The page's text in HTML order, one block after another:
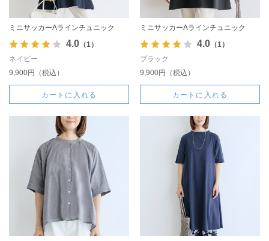
ミニサッカーAラインチュニック
4.0（1）
ネイビー
9,900円（税込）
カートに入れる
ミニサッカーAラインチュニック
4.0（1）
ブラック
9,900円（税込）
カートに入れる